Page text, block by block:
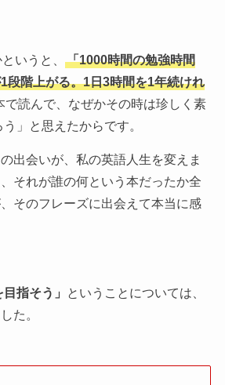
いうと、
「1000時間の勉強時間
段階上がる。1日3時間を1年続けれ
で読んで、なぜかその時は珍しく素
」と思えたからです。
出会いが、私の英語人生を変えま
それが誰の何という本だったか全
そのフレーズに出会えて本当に感
指そう」
ということについては、
た。